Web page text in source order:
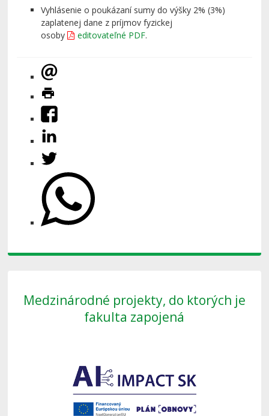
Vyhlásenie o poukázaní sumy do výšky 2% (3%)
zaplatenej dane z príjmov fyzickej
osoby
editovateľné PDF.
Medzinárodné projekty, do ktorých je
fakulta zapojená